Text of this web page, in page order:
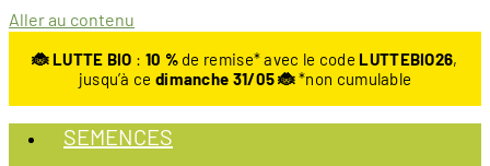
Aller au contenu
🐞 LUTTE BIO : 10 %de remise* avec le code LUTTEBIO26,
jusqu’à ce dimanche 31/05 🐞*non cumulable
SEMENCES